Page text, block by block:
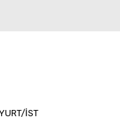
İST